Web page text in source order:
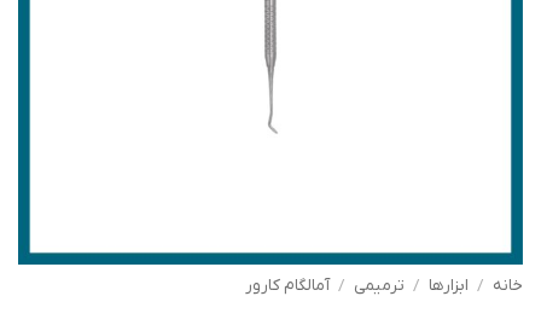
خانه / ابزارها / ترمیمی / آمالگام کارور